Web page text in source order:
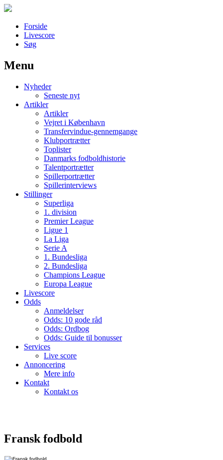
Forside
Livescore
Søg
Наши партнеры
лучшие займы
Menu
Nyheder
Seneste nyt
Artikler
Artikler
Vejret i København
Transfervindue-gennemgange
Klubportrætter
Toplister
Danmarks fodboldhistorie
Talentportrætter
Spillerportrætter
Spillerinterviews
Stillinger
Superliga
1. division
Premier League
Ligue 1
La Liga
Serie A
1. Bundesliga
2. Bundesliga
Champions League
Europa League
Livescore
Odds
Anmeldelser
Odds: 10 gode råd
Odds: Ordbog
Odds: Guide til bonusser
Services
Live score
Annoncering
Mere info
Kontakt
Kontakt os
Fransk fodbold